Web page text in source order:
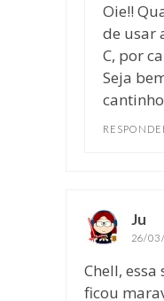
Oie!!
de usar
C, por
Seja
Ju
26/
Chell, essa
ficou